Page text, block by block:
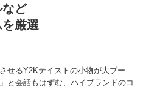
など
厳選
せるY2Kテイストの小物が大ブー
と会話もはずむ、ハイブランドのコ